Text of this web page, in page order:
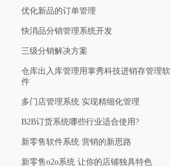
优化新品的订单管理
快消品分销管理系统开发
三级分销解决方案
仓库出入库管理用掌秀科技进销存管理软
件
多门店管理系统 实现精细化管理
B2B订货系统哪些行业适合使用?
新零售软件系统 营销的新思路
新零售o2o系统 让你的店铺独具特色